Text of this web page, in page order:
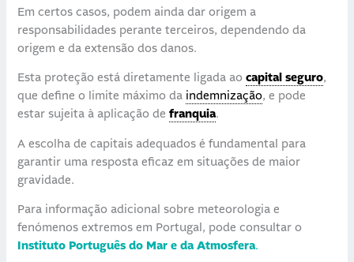
Em certos casos, podem ainda dar origem a
responsabilidades perante terceiros, dependendo da
origem e da extensão dos danos.
Esta proteção está diretamente ligada aocapital seguro,
que define o limite máximo da indemnização, e pode
estar sujeita à aplicação defranquia.
A escolha de capitais adequados é fundamental para
garantir uma resposta eficaz em situações de maior
gravidade.
Para informação adicional sobre meteorologia e
fenómenos extremos em Portugal, pode consultar o
Instituto Português do Mar e da Atmosfera.